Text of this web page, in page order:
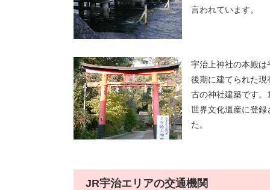
言われています。
宇治上神社の本殿は
後期に建てられた現
古の神社建築です。
世界文化遺産に登録
た。
JR宇治エリアの交通機関